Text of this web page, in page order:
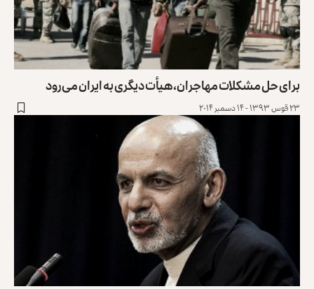
برای حل مشکلات مهاجران، هیأت دیگری به ایران می‌رود
۲۳ قوس ۱۳۹۳ - ۱۴ دسمبر ۲۰۱۴